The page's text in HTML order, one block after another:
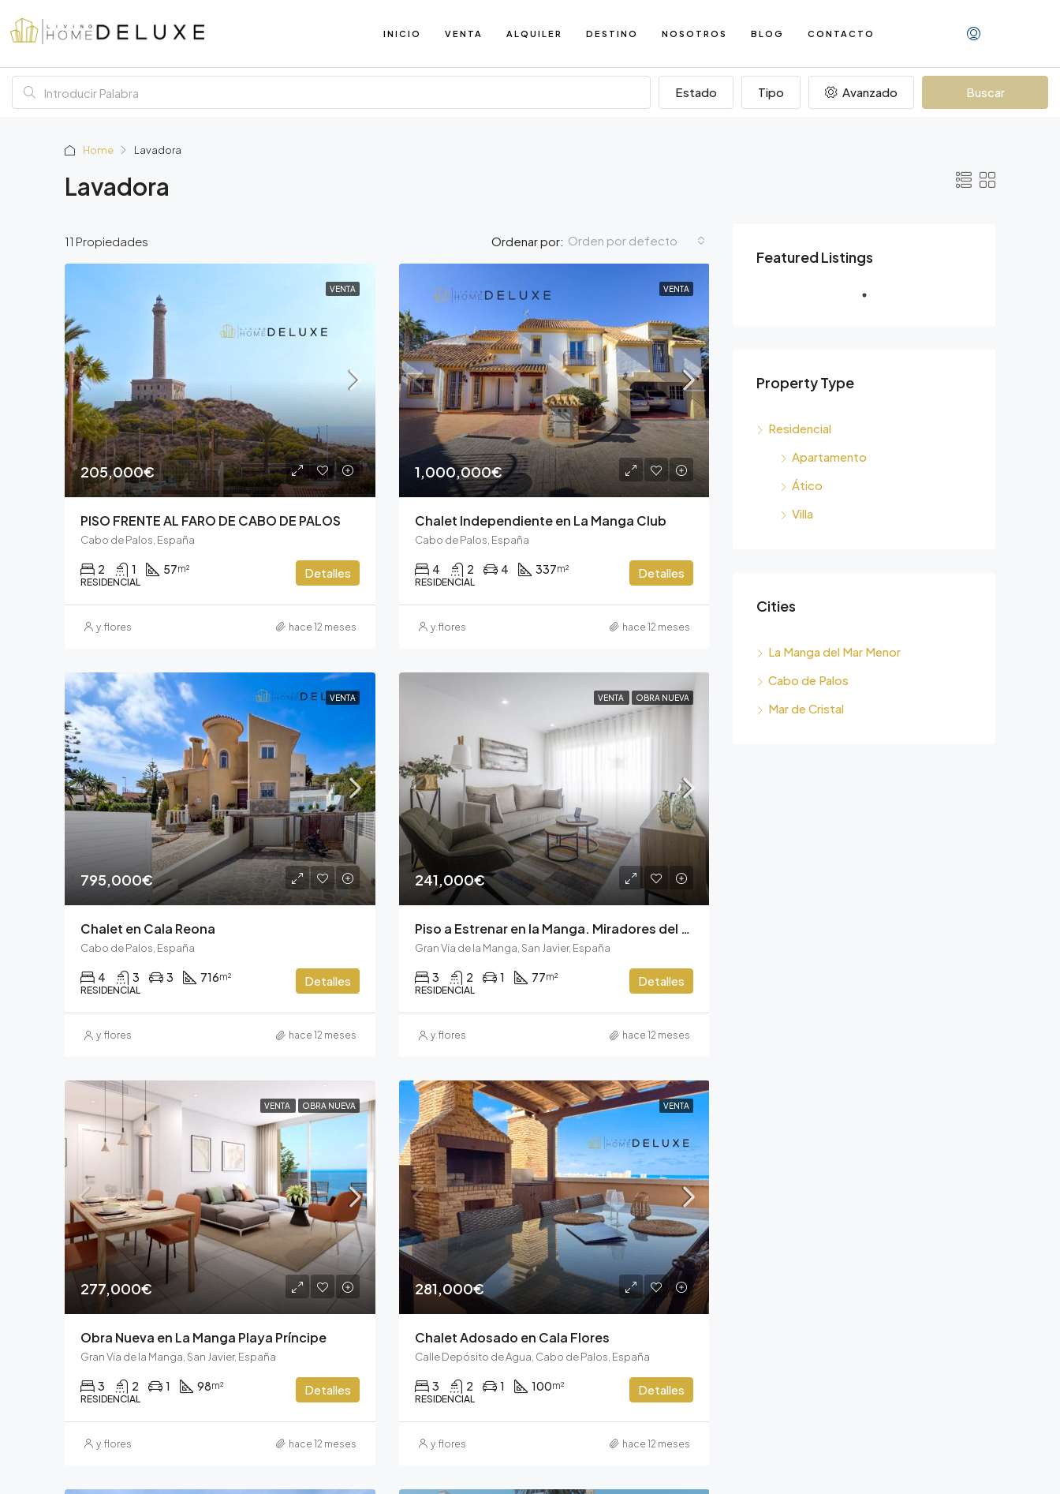
INICIO VENTA ALQUILER DESTINO NOSOTROS BLOG CONTACTO
Estado Tipo Avanzado Buscar
Home Lavadora
Lavadora
11 Propiedades Ordenar por: Orden por defecto
VENTA
205,000€
PISO FRENTE AL FARO DE CABO DE PALOS
Cabo de Palos, España
2 1 57m²
RESIDENCIAL
Detalles
y.flores hace 12 meses
VENTA
1,000,000€
Chalet Independiente en La Manga Club
Cabo de Palos, España
4 2 4 337m²
RESIDENCIAL
Detalles
y.flores hace 12 meses
VENTA
795,000€
Chalet en Cala Reona
Cabo de Palos, España
4 3 3 716m²
RESIDENCIAL
Detalles
y.flores hace 12 meses
VENTA OBRA NUEVA
241,000€
Piso a Estrenar en la Manga. Miradores del Puerto
Gran Vía de la Manga, San Javier, España
3 2 1 77m²
RESIDENCIAL
Detalles
y.flores hace 12 meses
VENTA OBRA NUEVA
277,000€
Obra Nueva en La Manga Playa Príncipe
Gran Vía de la Manga, San Javier, España
3 2 1 98m²
RESIDENCIAL
Detalles
y.flores hace 12 meses
VENTA
281,000€
Chalet Adosado en Cala Flores
Calle Depósito de Agua, Cabo de Palos, España
3 2 1 100m²
RESIDENCIAL
Detalles
y.flores hace 12 meses
Featured Listings
Property Type
Residencial
Apartamento
Ático
Villa
Cities
La Manga del Mar Menor
Cabo de Palos
Mar de Cristal